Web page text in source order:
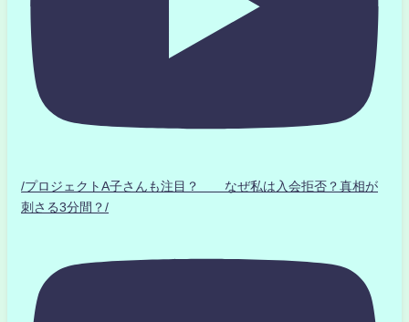
/プロジェクトA子さんも注目？ なぜ私は入会拒否？真相が
刺さる3分間？/